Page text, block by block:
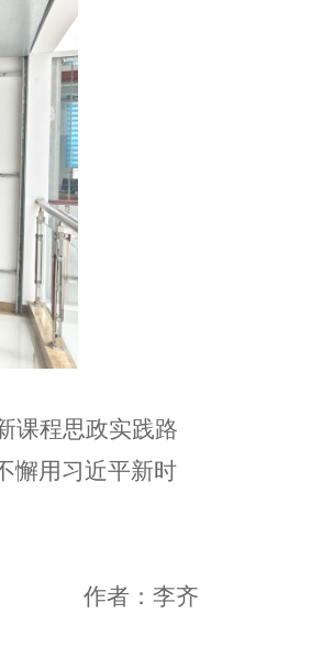
课程思政实践路
懈用习近平新时
作者：李齐